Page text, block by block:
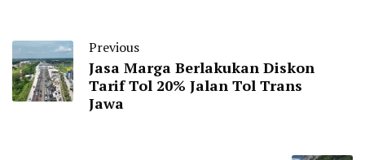
Previous
Jasa Marga Berlakukan Diskon
Tarif Tol 20% Jalan Tol Trans
Jawa